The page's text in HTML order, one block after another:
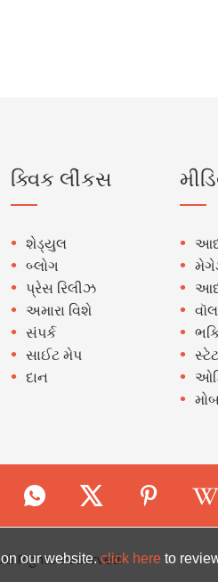
our website.click here to
ક્વિક લીંકસ
શેડ્યુલ
બ્લોગ
પ્રેસ રિલીઝ
અમારા વિશે
સંપર્ક
સાઈટ મેપ
દાન
Rights Reserved.